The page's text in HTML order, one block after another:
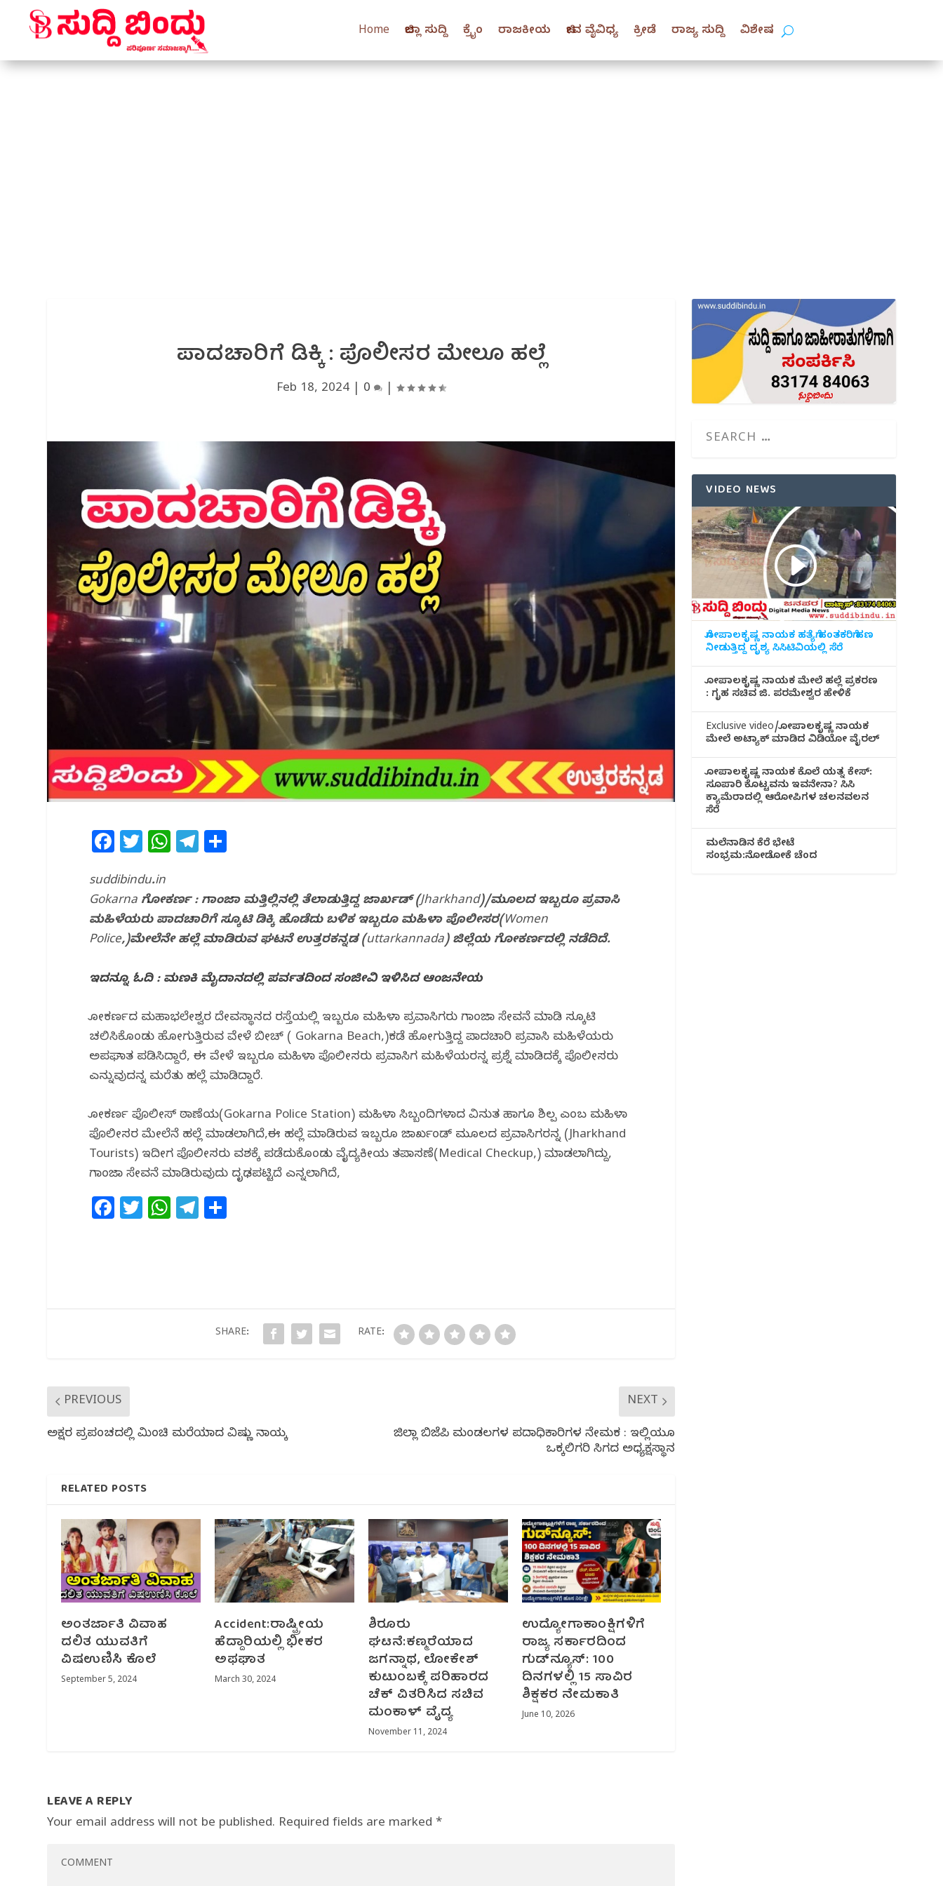
Home ಜಿಲ್ಲಾ ಸುದ್ದಿ ಕ್ರೈಂ ರಾಜಕೀಯ ಜೀವ ವೈವಿಧ್ಯ ಕ್ರೀಡೆ ರಾಜ್ಯ ಸುದ್ದಿ ವಿಶೇಷ
ಪಾದಚಾರಿಗೆ ಡಿಕ್ಕಿ : ಪೊಲೀಸರ ಮೇಲೂ ಹಲ್ಲೆ
Feb 18, 2024 0 |
F
c
e
b
o
o
T
itt
e
r
W
at
s
A
p
p
T
g
ra
m
e
suddibindu.in
Gokarna ಗೋಕರ್ಣ : ಗಾಂಜಾ ಮತ್ತಿಲ್ಲಿನಲ್ಲಿ ತೆಲಾಡುತ್ತಿದ್ದ ಜಾರ್ಖಡ್‌ (Jharkhand)/ಮೂಲದ ಇಬ್ಬರೂ ಪ್ರವಾಸಿ
ಮಹಿಳೆಯರು ಪಾದಚಾರಿಗೆ ಸ್ಕೂಟಿ ಡಿಕ್ಕಿ ಹೊಡೆದು ಬಳಿಕ ಇಬ್ಬರೂ ಮಹಿಳಾ ಪೊಲೀಸರ(Women
Police,)ಮೇಲೆನೇ ಹಲ್ಲೆ ಮಾಡಿರುವ ಘಟನೆ ಉತ್ತರಕನ್ನಡ (uttarkannada) ಜಿಲ್ಲೆಯ ಗೋಕರ್ಣದಲ್ಲಿ ನಡೆದಿದೆ.
ಇದನ್ನೂ ಓದಿ : ಮಣಕಿ ಮೈದಾನದಲ್ಲಿ ಪರ್ವತದಿಂದ ಸಂಜೀವಿ ಇಳಿಸಿದ ಆಂಜನೇಯ
ಗೋಕರ್ಣದ ಮಹಾಭಲೇಶ್ವರ ದೇವಸ್ಥಾನದ ರಸ್ತೆಯಲ್ಲಿ ಇಬ್ಬರೂ ಮಹಿಳಾ ಪ್ರವಾಸಿಗರು ಗಾಂಜಾ ಸೇವನೆ ಮಾಡಿ ಸ್ಕೂಟಿ
ಚಲಿಸಿಕೊಂಡು ಹೋಗುತ್ತಿರುವ ವೇಳೆ ಬೀಚ್‌ ( Gokarna Beach,)ಕಡೆ ಹೋಗುತ್ತಿದ್ದ ಪಾದಚಾರಿಗೆ ಪ್ರವಾಸಿ ಮಹಿಳೆಯರು
ಅಪಘಾತ ಪಡಿಸಿದ್ದಾರೆ, ಈ ವೇಳೆ ಇಬ್ಬರೂ ಮಹಿಳಾ ಪೊಲೀಸರು ಪ್ರವಾಸಿಗ ಮಹಿಳೆಯರನ್ನ ಪ್ರಶ್ನೆ ಮಾಡಿದಕ್ಕೆ ಪೊಲೀಸರು
ಎನ್ನುವುದನ್ನ ಮರೆತು ಹಲ್ಲೆ ಮಾಡಿದ್ದಾರೆ.
ಗೋಕರ್ಣ ಪೊಲೀಸ್‌ ಠಾಣೆಯ(Gokarna Police Station) ಮಹಿಳಾ ಸಿಬ್ಬಂದಿಗಳಾದ ವಿನುತ ಹಾಗೂ ಶಿಲ್ಪ ಎಂಬ ಮಹಿಳಾ
ಪೊಲೀಸರ ಮೇಲೆನೆ ಹಲ್ಲೆ ಮಾಡಲಾಗಿದೆ,ಈ ಹಲ್ಲೆ ಮಾಡಿರುವ ಇಬ್ಬರೂ ಜಾರ್ಖಂಡ್‌ ಮೂಲದ ಪ್ರವಾಸಿಗರನ್ನ (Jharkhand
Tourists) ಇದೀಗ ಪೊಲೀಸರು ವಶಕ್ಕೆ ಪಡೆದುಕೊಂಡು ವೈದ್ಯಕೀಯ ತಪಾಸಣೆ(Medical Checkup,) ಮಾಡಲಾಗಿದ್ದು,
ಗಾಂಜಾ ಸೇವನೆ ಮಾಡಿರುವುದು ದೃಢಪಟ್ಟಿದೆ ಎನ್ನಲಾಗಿದೆ,
F
o
T W
p
T
mSHARE: RATE:
PREVIOUS
ಅಕ್ಷರ ಪ್ರಪಂಚದಲ್ಲಿ ಮಿಂಚಿ ಮರೆಯಾದ ವಿಷ್ಣು ನಾಯ್ಕ
NEXT
ಜಿಲ್ಲಾ ಬಿಜೆಪಿಗೆ ಮಂಡಲಗಳ ಪದಾಧಿಕಾರಿಗಳ ನೇಮಕ : ಇಲ್ಲಿಯೂ
ಒಕ್ಕಲಿಗರಿಗೆ ಸಿಗದ ಅಧ್ಯಕ್ಷಸ್ಥಾನ
RELATED POSTS
ಅಂತರ್ಜಾತಿ ವಿವಾಹ
ದಲಿತ ಯುವತಿಗೆ
ವಿಷ‌ಉಣಿಸಿ ಕೊಲೆ
September 5, 2024
Accident:ರಾಷ್ಟ್ರೀಯ
ಹೆದ್ದಾರಿಯಲ್ಲಿ ಭೀಕರ
ಅಫಘಾತ
March 30, 2024
ಶಿರೂರು
ಘಟನೆ:ಕಣ್ಮರೆಯಾದ
ಜಗನ್ನಾಥ, ಲೋಕೇಶ್
ಕುಟುಂಬಕ್ಕೆ ಪರಿಹಾರದ
ಚೆಕ್ ವಿತರಿಸಿದ‌ ಸಚಿವ
ಮಂಕಾಳ್ ವೈದ್ಯ
November 11, 2024
ಉದ್ಯೋಗಾಕಾಂಕ್ಷಿಗಳಿಗೆ
ರಾಜ್ಯ ಸರ್ಕಾರದಿಂದ
ಗುಡ್‌ನ್ಯೂಸ್: 100
ದಿನಗಳಲ್ಲಿ 15 ಸಾವಿರ
ಶಿಕ್ಷಕರ ನೇಮಕಾತಿ
June 10, 2026
LEAVE A REPLY
Your email address will not be published. Required fields are marked*
VIDEO NEWS
ಗೋಪಾಲಕೃಷ್ಣ ನಾಯಕ ಹತ್ಯೆಗೆ ಹಂತಕರಿಗೆ ಹಣ
ನೀಡುತ್ತಿದ್ದ ದೃಶ್ಯ ಸಿಸಿಟಿವಿಯಲ್ಲಿ ಸೆರೆ
ಗೋಪಾಲಕೃಷ್ಣ ನಾಯಕ ಮೇಲೆ ಹಲ್ಲೆ ಪ್ರಕರಣ
: ಗೃಹ ಸಚಿವ ಜಿ. ಪರಮೇಶ್ವರ ಹೇಳಿಕೆ
Exclusive video/ಗೋಪಾಲಕೃಷ್ಣ ನಾಯಕ
ಮೇಲೆ ಅಟ್ಯಾಕ್ ಮಾಡಿದ ವಿಡಿಯೋ ವೈರಲ್
ಗೋಪಾಲಕೃಷ್ಣ ನಾಯಕ ಕೊಲೆ ಯತ್ನ ಕೇಸ್:
ಸೂಪಾರಿ ಕೊಟ್ಟವನು ಇವನೇನಾ? ಸಿಸಿ
ಕ್ಯಾಮೆರಾದಲ್ಲಿ ಆರೋಪಿಗಳ ಚಲನವಲನ
ಸೆರೆ
ಮಲೆನಾಡಿ‌ನ ಕೆರೆ ಭೇಟೆ
ಸಂಭ್ರಮ:ನೋಡೋಕೆ ಚೆಂದ